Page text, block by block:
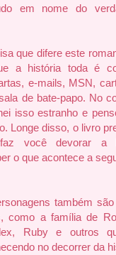
em nome do
que difere este
a história toda é
e-mails, MSN,
de bate-papo. No
isso estranho e
Longe disso, o livro
você devorar a
o que acontece a
também
como a família de
Ruby e outros
no decorrer da